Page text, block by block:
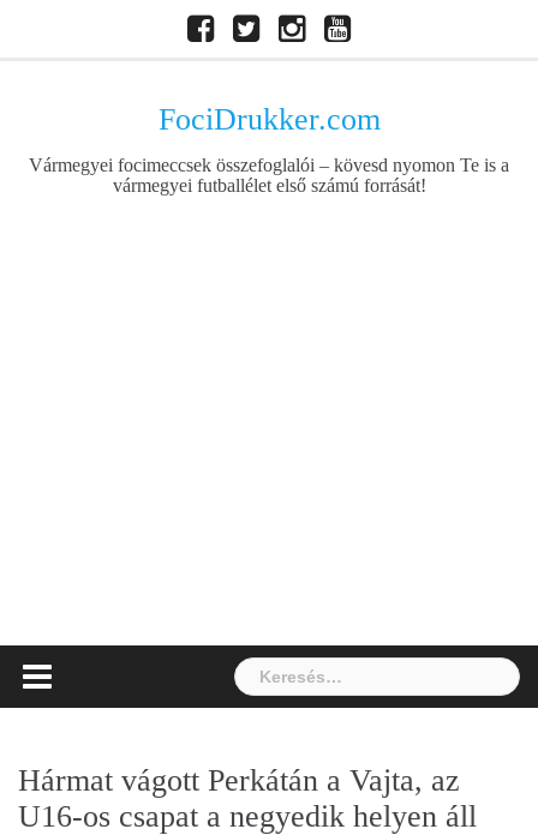
Facebook
TwitterInstagramYoutube
FociDrukker.com
Vármegyei focimeccsek összefoglalói – kövesd nyomon Te is a
vármegyei futballélet első számú forrását!
Keresés:
Hármat vágott Perkátán a Vajta, az
U16-os csapat a negyedik helyen áll